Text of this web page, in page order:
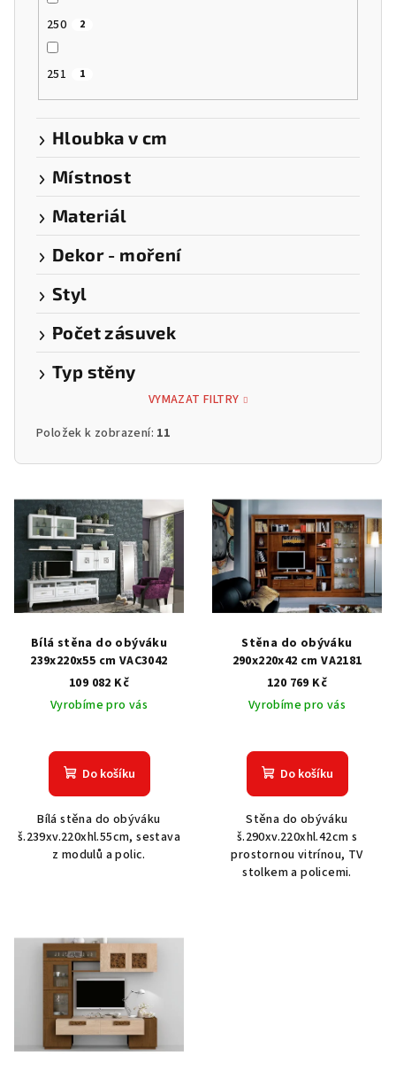
250 2
251 1
Hloubka v cm
Místnost
Materiál
Dekor - moření
Styl
Počet zásuvek
Typ stěny
VYMAZAT FILTRY
Položek k zobrazení: 11
s
p
Bílá stěna do obýváku
239x220x55 cm VAC3042
109 082 Kč
Vyrobíme pro vás
Do košíku
Bílá stěna do obýváku
š.239xv.220xhl.55cm, sestava
z modulů a polic.
Stěna do obýváku
290x220x42 cm VA2181
120 769 Kč
Vyrobíme pro vás
Do košíku
Stěna do obýváku
š.290xv.220xhl.42cm s
prostornou vitrínou, TV
stolkem a policemi.